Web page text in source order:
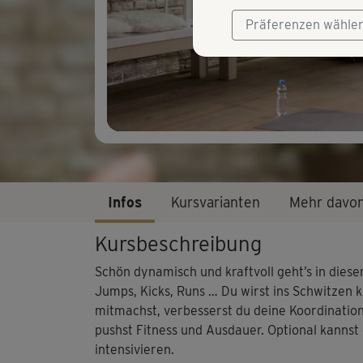
Infos Kursvarianten Mehr
Kursbeschreibung
Schön dynamisch und kraftvoll geht’s in
Jumps, Kicks, Runs … Du wirst ins Schwitzen
mitmachst, verbesserst du deine
pushst Fitness und Ausdauer. Optional
intensivieren.
Präferenzen